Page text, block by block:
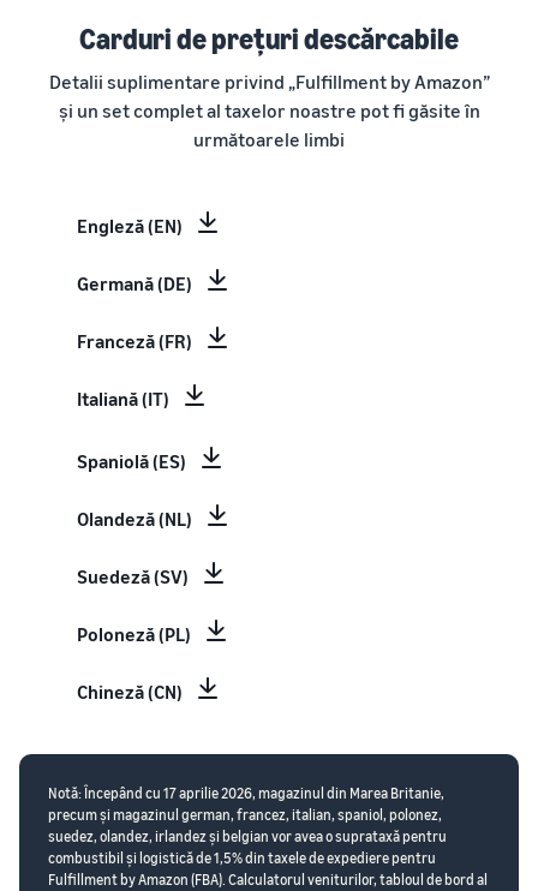
Carduri de prețuri descărcabile
Detalii suplimentare privind „Fulfillment by Amazon”
și un set complet al taxelor noastre pot fi găsite în
următoarele limbi
Engleză (EN)
Germană (DE)
Franceză (FR)
Italiană (IT)
Spaniolă (ES)
Olandeză (NL)
Suedeză (SV)
Poloneză (PL)
Chineză (CN)
Notă: Începând cu 17 aprilie 2026, magazinul din Marea Britanie,
precum și magazinul german, francez, italian, spaniol, polonez,
suedez, olandez, irlandez și belgian vor avea o suprataxă pentru
combustibil și logistică de 1,5% din taxele de expediere pentru
Fulfillment by Amazon (FBA). Calculatorul veniturilor, tabloul de bord al